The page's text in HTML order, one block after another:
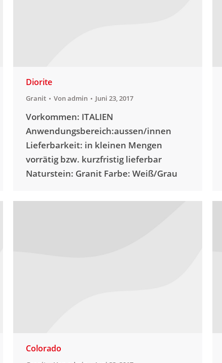
Diorite
Granit Vonadmin Juni 23, 2017
Vorkommen: ITALIEN
Anwendungsbereich:aussen/innen
Lieferbarkeit: in kleinen Mengen
vorrätig bzw. kurzfristig lieferbar
Naturstein: Granit Farbe: Weiß/Grau
Colorado